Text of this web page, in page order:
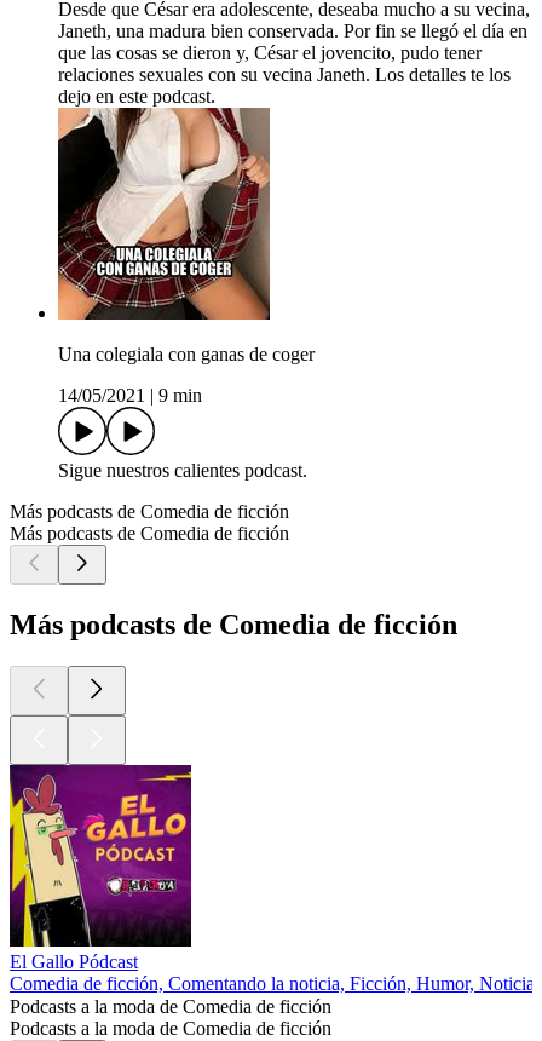
Desde que César era adolescente, deseaba mucho a su vecina,
Janeth, una madura bien conservada. Por fin se llegó el día en
que las cosas se dieron y, César el jovencito, pudo tener
relaciones sexuales con su vecina Janeth. Los detalles te los
dejo en este podcast.
Una colegiala con ganas de coger
14/05/2021
9 min
Sigue nuestros calientes podcast.
Más podcasts de Comedia de ficción
Más podcasts de Comedia de ficción
Más podcasts de Comedia de ficción
El Gallo Pódcast
Comedia de ficción, Comentando la noticia, Ficción, Humor, Noticias
Podcasts a la moda de Comedia de ficción
Podcasts a la moda de Comedia de ficción